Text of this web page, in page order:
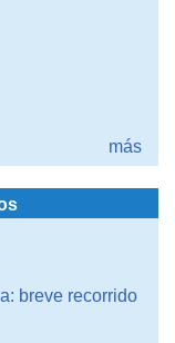
más
breve recorrido